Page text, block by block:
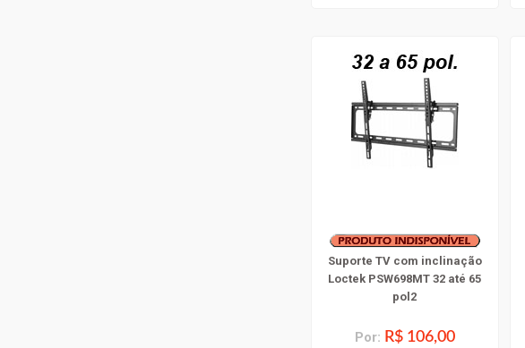
Suporte TV com inclinação
Loctek PSW698MT 32 até 65
pol2
Por: R$ 106,00